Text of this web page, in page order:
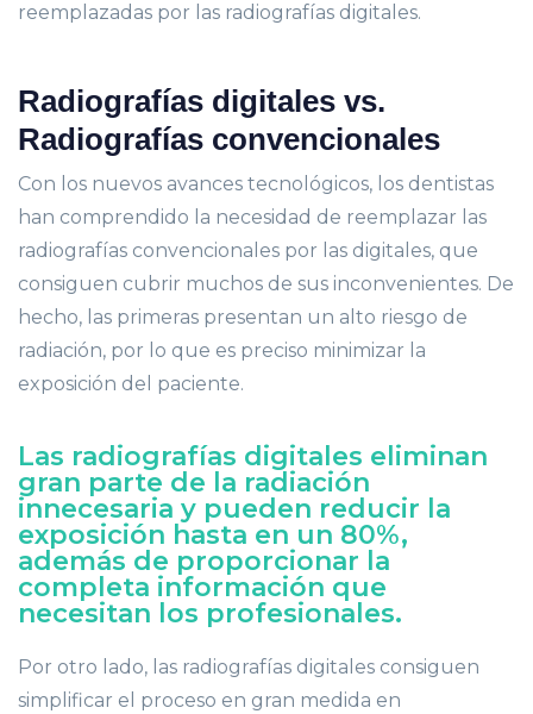
reemplazadas por las radiografías digitales.
Radiografías digitales vs.
Radiografías convencionales
Con los nuevos avances tecnológicos, los dentistas
han comprendido la necesidad de reemplazar las
radiografías convencionales por las digitales, que
consiguen cubrir muchos de sus inconvenientes. De
hecho, las primeras presentan un alto riesgo de
radiación, por lo que es preciso minimizar la
exposición del paciente.
Las radiografías digitales eliminan
gran parte de la radiación
innecesaria y pueden reducir la
exposición hasta en un 80%,
además de proporcionar la
completa información que
necesitan los profesionales.
Por otro lado, las radiografías digitales consiguen
simplificar el proceso en gran medida en